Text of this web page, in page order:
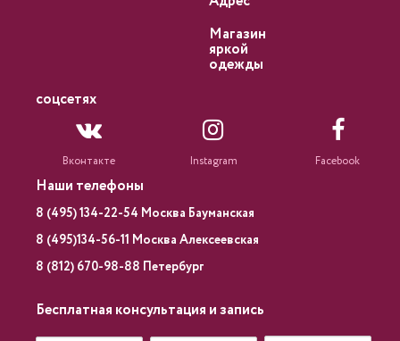
Магазин
яркой
одежды
соцсетях
Вконтакте Instagram Facebook
Наши телефоны
8 (495) 134-22-54 Москва Бауманская
8 (495)134-56-11 Москва Алексеевская
8 (812) 670-98-88 Петербург
Бесплатная консультация и запись